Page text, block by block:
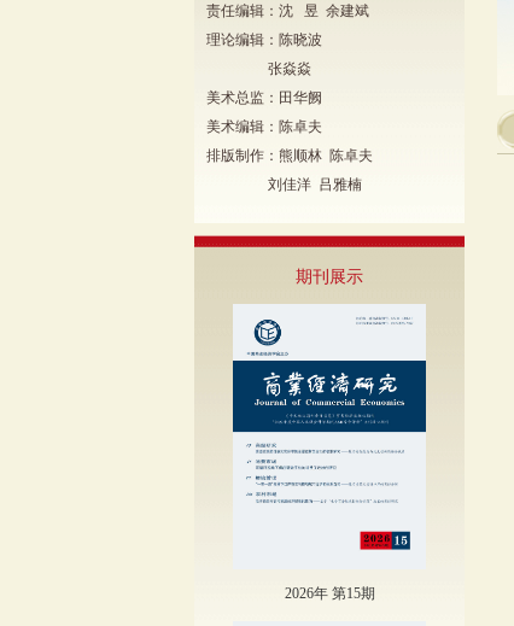
责任编辑：沈 昱 余建斌
理论编辑：陈晓波
张焱焱
美术总监：田华阙
美术编辑：陈卓夫
排版制作：熊顺林 陈卓夫
刘佳洋 吕雅楠
期刊展示
2026年 第15期